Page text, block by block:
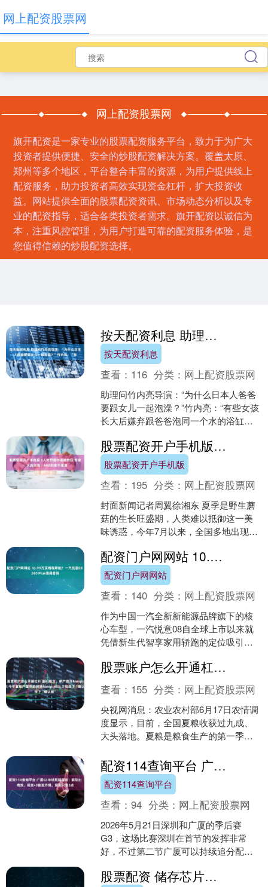
网上配资股票网
旗开配资是一家专业的股票配资服务平台，致力于为广大
投资者提供便捷、安全的炒股配资解决方案。覆盖太原、
郑州等多个地区，平台整合丰富的资源，为用户提供线上
配资服务，助力投资者高效实现资金杠杆，扩大投资收
益。网站提供全面的股票配资资讯、市场动态分析以及专
业的配资指导，适合各类投资者需求。旗开配资以诚信为
本，注重风控管理，为用户打造可靠的配资服务体验，是
您值得信赖的炒股配资选择。
网上配资股票网
按天配资利息 助理问竹内亮导演：“为什么日本人爸爸要跟女儿一起泡澡？”竹内亮：“有
按天配资利息
查看： 116 分类： 网上配资股票网
助理问竹内亮导演：“为什么日本人爸爸
要跟女儿一起泡澡？”竹内亮：“有些女孩
长大后嫌弃跟爸爸泡同一个水的浴缸，
们中国人是几岁后女....
股票配资开户手机版 5人吃野菌中毒被救回 专家：大蒜测毒、AI识别都不靠谱
股票配资开户手机版
查看： 195 分类： 网上配资股票网
封面新闻记者周翼徐湘东 夏季是野生蘑
菇的生长旺盛期，人类难以抵御这一美
味诱惑，今年7月以来，全国多地出现食
省凉山州德昌县的网友....
配资门户网网站 10.99万买增程轿跑？一汽悦意08 240 Plus值得看吗
配资门户网网站
查看： 140 分类： 网上配资股票网
作为中国一汽全新新能源品牌旗下的核
心车型，一汽悦意08自全球上市以来就
凭借新生代智享家用轿跑的定位吸引了
元，覆盖纯电、增....
股票账户怎么开通杠杆 面积稳定、单产提升&#32;今年夏粮产量形势明朗&#32;丰收按下“确认键”
查看： 155 分类： 网上配资股票网
央视网消息：农业农村部6月17日农情调
度显示，目前，全国夏粮收获过九成、
大头落地。夏粮是粮食生产的第一季。
从面积看，应对去年....
配资114查询平台 广厦G3半场反超深圳！联防出奇效，塔克+3首发齐爆，深圳只靠3点
配资114查询平台
查看：94 分类： 网上配资股票网
2026年5月21日深圳和广厦的季后赛
G3，这场比赛深圳在首节的发挥非常
好，不过第二节广厦可以持续追分配资
反超，半场46-....
股票配资 储存芯片大牛股，净利暴增7835％